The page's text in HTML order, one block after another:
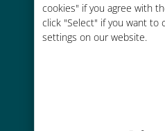
cookies" if you agree with
click "Select" if you want to
settings on our website.
Kolay